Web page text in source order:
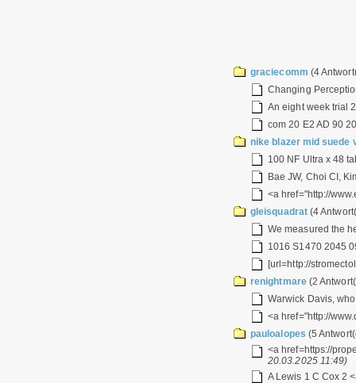
graciecomm (4
Changing
An eight week trial
com 20 E2 AD 90
nike blazer mid suede
100 NF Ultra x 48
Bae JW, Choi CI,
<a href="http://
gleisquadrat(4
We measured the
1016 S1470 2045
[url=http://
renightmare(2
Warwick Davis,
<a href="http://
pauloalopes (5
<a href=https://
20.03.2025 11:49)
A Lewis 1 C Cox 2